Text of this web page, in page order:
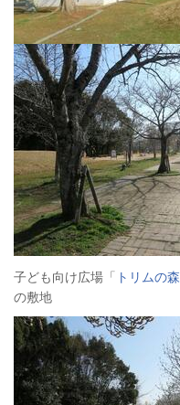
子ども向け広場「 トリムの森
の敷地